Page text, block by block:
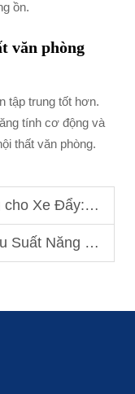
ồn.
văn phòng
tập trung tốt hơn.
tính cơ động và
thất văn phòng.
Vận Chuyển Quá Tải
Giảm Lực Cản Lăn